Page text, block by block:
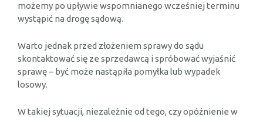
możemy po upływie wspomnianego wcześniej terminu
wystąpić na drogę sądową.
Warto jednak przed złożeniem sprawy do sądu
skontaktować się ze sprzedawcą i spróbować wyjaśnić
sprawę – być może nastąpiła pomyłka lub wypadek
losowy.
W takiej sytuacji, niezależnie od tego, czy opóźnienie w